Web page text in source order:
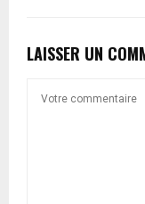
LAISSER UN